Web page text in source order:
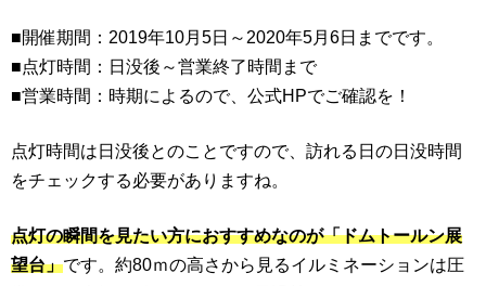
■開催期間：2019年10月5日～2020年5月6日までです。
■点灯時間：日没後～営業終了時間まで
■営業時間：時期によるので、公式HPでご確認を！
点灯時間は日没後とのことですので、訪れる日の日没時間
をチェックする必要がありますね。
点灯の瞬間を見たい方におすすめなのが「ドムトールン展
望台」です。約80ｍの高さから見るイルミネーションは圧